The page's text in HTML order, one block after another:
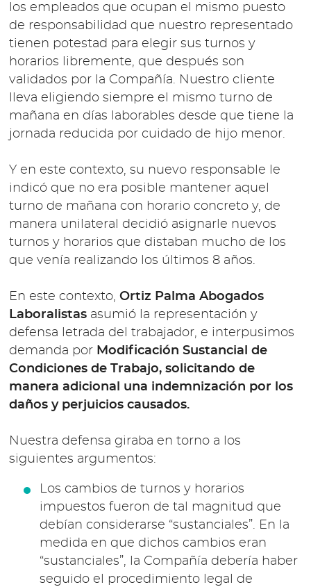
los empleados que ocupan el mismo puesto
de responsabilidad que nuestro representado
tienen potestad para elegir sus turnos y
horarios libremente, que después son
validados por la Compañía. Nuestro cliente
lleva eligiendo siempre el mismo turno de
mañana en días laborables desde que tiene la
jornada reducida por cuidado de hijo menor.
Y en este contexto, su nuevo responsable le
indicó que no era posible mantener aquel
turno de mañana con horario concreto y, de
manera unilateral decidió asignarle nuevos
turnos y horarios que distaban mucho de los
que venía realizando los últimos 8 años.
En este contexto,Ortiz Palma Abogados
Laboralistas asumió la representación y
defensa letrada del trabajador, e interpusimos
demanda por Modificación Sustancial de
Condiciones de Trabajo, solicitando de
manera adicional una indemnización por los
daños y perjuicios causados.
Nuestra defensa giraba en torno a los
siguientes argumentos:
Los cambios de turnos y horarios
impuestos fueron de tal magnitud que
debían considerarse “sustanciales”. En la
medida en que dichos cambios eran
“sustanciales”, la Compañía debería haber
seguido el procedimiento legal de